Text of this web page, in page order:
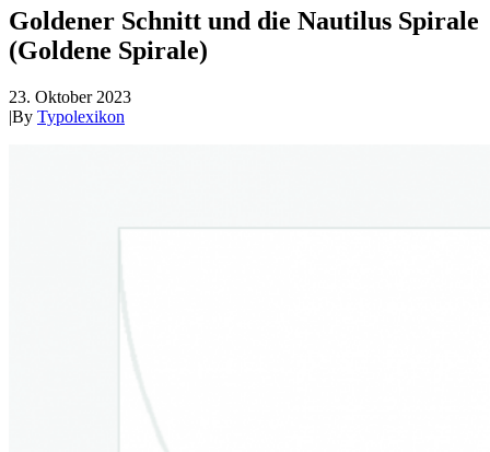
Goldener Schnitt und die Nautilus Spirale
(Goldene Spirale)
23. Oktober 2023
|By Typolexikon